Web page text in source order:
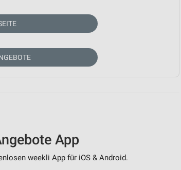
App
weekli App für iOS & Android.